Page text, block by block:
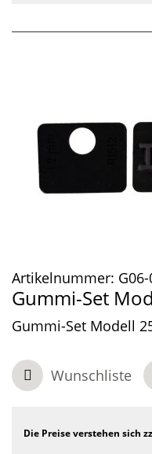
Artikelnummer:
Gummi-Set
Gummi-Set Modell
Wunschliste
Die Preise verstehen sich